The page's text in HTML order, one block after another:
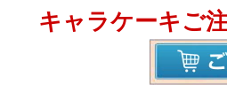
キャラケーキご